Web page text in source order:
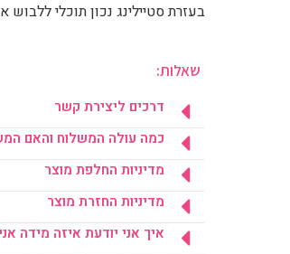
בעזרת סטיילינג נכון תוכלי
שאלות:
דרכים ליצירת קשר
כמה עולה המשלוח והאם
מדיניות החלפת מוצר
מדיניות החזרת מוצר
איך אני יודעת איזה מידה